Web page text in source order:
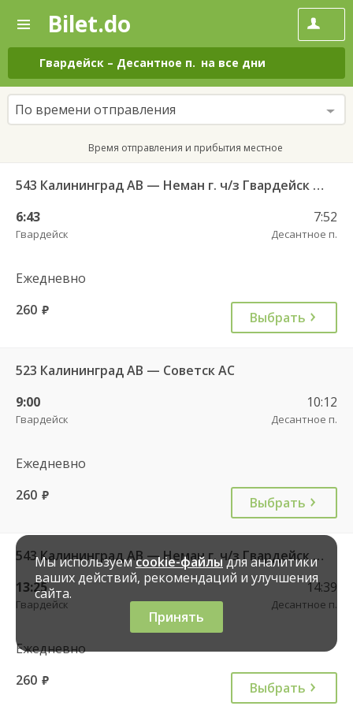
—
Поиск
и
покупка
билетов
на
автобус
онлайн
Bilet.do
Гвардейск – Десантное п. на все дни
По времени отправления
Время отправления и прибытия местное
543 Калининград АВ — Неман г. ч/з Гвардейск КДП, Большаково п.
6:43
Гвардейск
7:52
Десантное п.
Ежедневно
260 руб. Выбрать
523 Калининград АВ — Советск АС
9:00
Гвардейск
10:12
Десантное п.
Ежедневно
260 руб. Выбрать
543 Калининград АВ — Неман г. ч/з Гвардейск КДП, Большаково п.
13:25
Гвардейск
14:39
Десантное п.
Ежедневно
260 руб. Выбрать
Мы используемcookie-файлыдля аналитики
ваших действий, рекомендаций и улучшения
сайта.
Принять